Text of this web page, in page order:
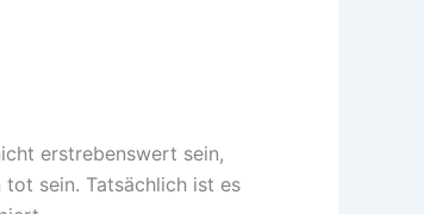
erstrebenswert sein,
sein. Tatsächlich ist es